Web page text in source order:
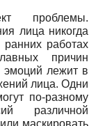
проблемы.
лица никогда
работах
причин
эмоций лежит в
лица. Одни
по-разному
различной
маскировать